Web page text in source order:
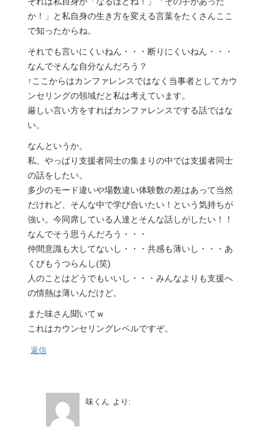
か！」と私自身の生き方を変える言葉をたくさんここ
で知ったからね。
それでも言いにくいねん・・・断りにくいねん・・・
なんでそんな自分なんだろう？
↑ここからはカンファレンスではなく当事者としてカウ
ンセリングの領域だと私は考えています。
厳しい言い方をすればカンファレンスでする話ではな
い。
なんというか。
私、やっぱり支援者同士の集まりの中では支援者同士
の話をしたい。
多少のモード違いや場数違い体験数の差はあって当然
だけれど、そんな中で学び合いたい！という気持ちが
強い。今同席している人達とそんな話しがしたい！！
なんでそう思うんだろう・・・
仲間意識も大してないし・・・共感も薄いし・・・あ
くびもうつらんし(笑)
人のことはどうでもいいし・・・みんなよりも支援へ
の情熱は薄いんだけど。
また味さん聞いてｗ
これはカウンセリングレベルですぞ。
返信
味くん より: